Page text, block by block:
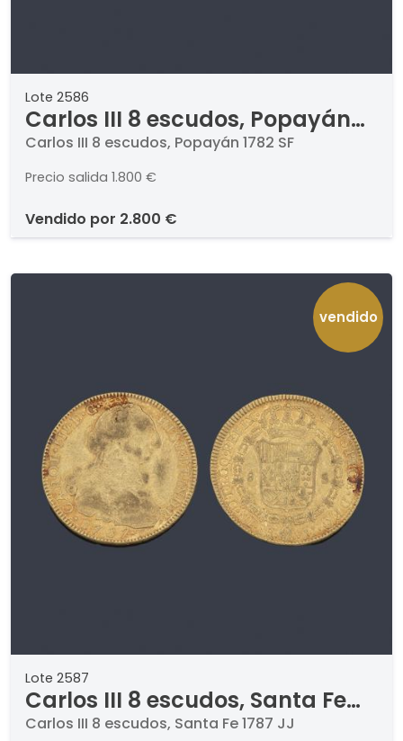
Lote 2586
Carlos III 8 escudos, Popayán
1782 SF
Carlos III 8 escudos, Popayán 1782 SF
Precio salida 1.800 €
vendido por 2.800 €
vendido
Lote 2587
Carlos III 8 escudos, Santa Fe
1787 JJ
Carlos III 8 escudos, Santa Fe 1787 JJ